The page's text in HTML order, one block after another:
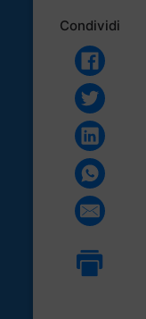
Condividi